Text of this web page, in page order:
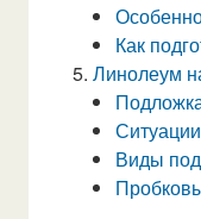
Как
Линолеум
Виды